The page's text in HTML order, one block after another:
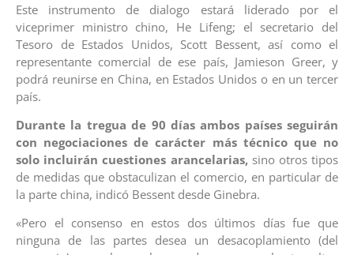
Este instrumento de dialogo estará liderado por el
viceprimer ministro chino, He Lifeng; el secretario del
Tesoro de Estados Unidos, Scott Bessent, así como el
representante comercial de ese país, Jamieson Greer, y
podrá reunirse en China, en Estados Unidos o en un tercer
país.
Durante la tregua de 90 días ambos países seguirán
con negociaciones de carácter más técnico que no
solo incluirán cuestiones arancelarias,sino otros tipos
de medidas que obstaculizan el comercio, en particular de
la parte china, indicó Bessent desde Ginebra.
«Pero el consenso en estos dos últimos días fue que
ninguna de las partes desea un desacoplamiento (del